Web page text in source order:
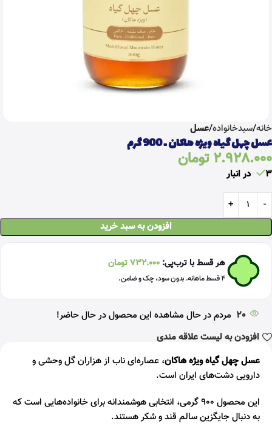
عسل چهل گیاه ویژه هاکان، عصاره‌ای ناب از هزاران گل وحشی و
دارویی دشت‌های ایران است.
این محصول ۹۰۰ گرمی، انتخابی هوشمندانه برای خانواده‌هایی است که
به دنبال جایگزین سالم قند و شکر هستند.
خانه سبدخانواده عسل
عسل چهل گیاه ویژه هاکان ـ 900 گرم
2.928.000تومان
3 در انبار
افزودن به سبد خرید
هر قسط با ترب‌پی: 732.000تومان
۴ قسط ماهانه. بدون سود، چک و ضامن.
20 مردم در حال مشاهده این محصول در حال حاضر!
افزودن به لیست علاقه مندی